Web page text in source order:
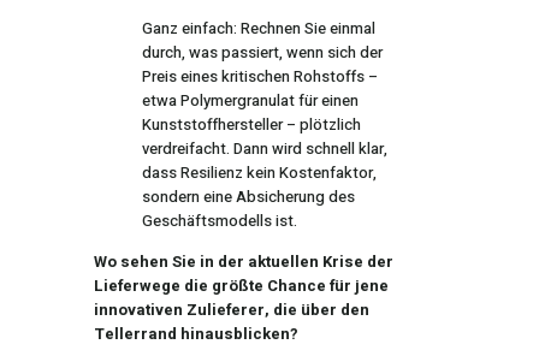
Ganz einfach: Rechnen Sie einmal
durch, was passiert, wenn sich der
Preis eines kritischen Rohstoffs –
etwa Polymergranulat für einen
Kunststoffhersteller – plötzlich
verdreifacht. Dann wird schnell klar,
dass Resilienz kein Kostenfaktor,
sondern eine Absicherung des
Geschäftsmodells ist.
Wo sehen Sie in der aktuellen Krise der
Lieferwege die größte Chance für jene
innovativen Zulieferer, die über den
Tellerrand hinausblicken?